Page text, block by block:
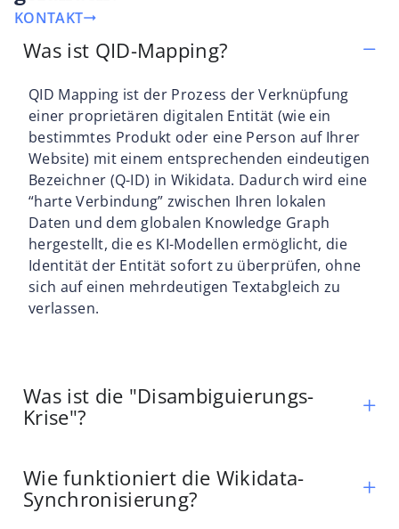
KONTAKT
Was ist QID-Mapping?
QID Mapping ist der Prozess der Verknüpfung
einer proprietären digitalen Entität (wie ein
bestimmtes Produkt oder eine Person auf Ihrer
Website) mit einem entsprechenden eindeutigen
Bezeichner (Q-ID) in Wikidata. Dadurch wird eine
“harte Verbindung” zwischen Ihren lokalen
Daten und dem globalen Knowledge Graph
hergestellt, die es KI-Modellen ermöglicht, die
Identität der Entität sofort zu überprüfen, ohne
sich auf einen mehrdeutigen Textabgleich zu
verlassen.
Was ist die "Disambiguierungs-
Krise"?
Wie funktioniert die Wikidata-
Synchronisierung?